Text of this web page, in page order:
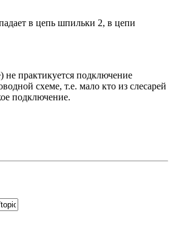
в цепь шпильки 2, в цепи
практикуется подключение
схеме, т.е. мало кто из слесарей
подключение.